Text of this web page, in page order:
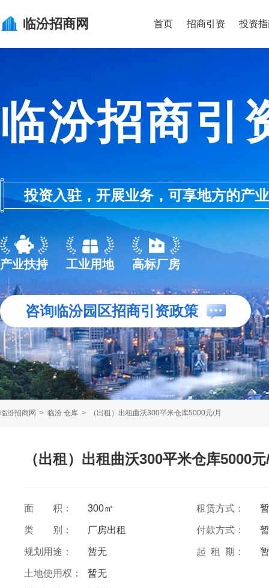
临汾招商网 首页 招商引资 投资
临汾招商引
投资入驻，开展业务，可享地方的产
产业扶持 工业用地 高标厂房
咨询临汾园区招商引资政策
临汾招商网 > 临汾 仓库 > （出租）出租曲沃300平米仓库5000元/月
（出租）出租曲沃300平米仓库5000
面 积： 300㎡ 租赁方式：
类 别： 厂房出租 付款方式：
规划用途： 暂无 起 租 期：
土地使用权： 暂无